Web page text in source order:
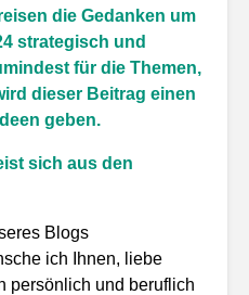
die Gedanken um
strategisch und
für die Themen,
dieser Beitrag einen
geben.
sich aus den
Blogs
ich Ihnen, liebe
persönlich und beruflich